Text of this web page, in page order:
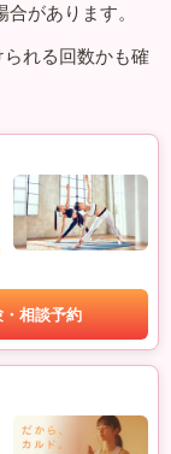
があります。
れる回数かも確
・相談予約